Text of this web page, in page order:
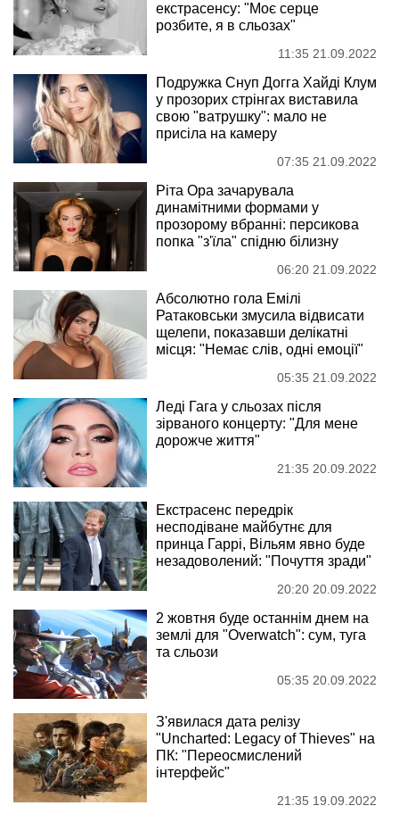
екстрасенсу: "Моє серце
розбите, я в сльозах"
11:35 21.09.2022
Подружка Снуп Догга Хайді Клум
у прозорих стрінгах виставила
свою "ватрушку": мало не
присіла на камеру
07:35 21.09.2022
Ріта Ора зачарувала
динамітними формами у
прозорому вбранні: персикова
попка "з'їла" спідню білизну
06:20 21.09.2022
Абсолютно гола Емілі
Ратаковськи змусила відвисати
щелепи, показавши делікатні
місця: "Немає слів, одні емоції"
05:35 21.09.2022
Леді Гага у сльозах після
зірваного концерту: "Для мене
дорожче життя"
21:35 20.09.2022
Екстрасенс передрік
несподіване майбутнє для
принца Гаррі, Вільям явно буде
незадоволений: "Почуття зради"
20:20 20.09.2022
2 жовтня буде останнім днем ​​на
землі для "Overwatch": сум, туга
та сльози
05:35 20.09.2022
З'явилася дата релізу
"Uncharted: Legacy of Thieves" на
ПК: "Переосмислений
інтерфейс"
21:35 19.09.2022